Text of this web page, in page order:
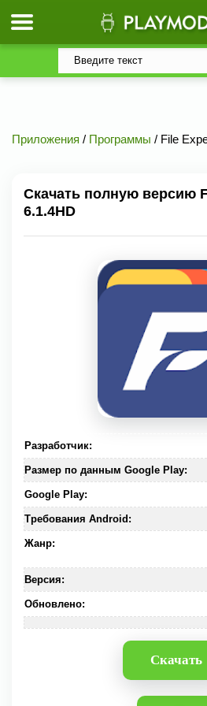
Приложения / Программы / File
Скачать полную версию
6.1.4HD
Разработчик:
Размер по данным Google Play:
Google Play:
Требования Android:
Жанр:
Версия:
Обновлено:
Скачать